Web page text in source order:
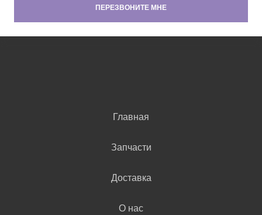
Главная
Запчасти
Доставка
О нас